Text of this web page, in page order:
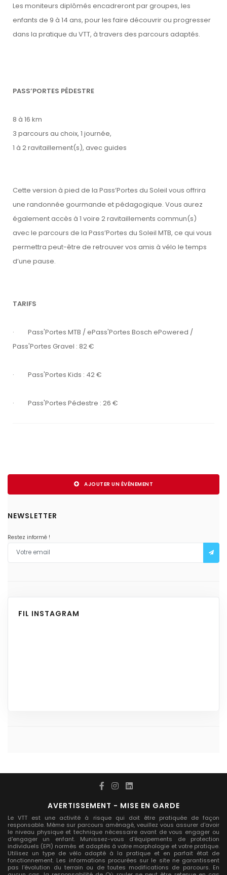
Les moniteurs diplômés encadreront par groupes, les
enfants de 9 à 14 ans, pour les faire découvrir ou progresser
dans la pratique du VTT, à travers des parcours adaptés.
PASS’PORTES PÉDESTRE
8 à 16 km
3 parcours au choix, 1 journée,
1 à 2 ravitaillement(s), avec guides
Cette version à pied de la Pass’Portes du Soleil vous offrira
une randonnée gourmande et pédagogique. Vous aurez
également accès à 1 voire 2 ravitaillements commun(s)
avec le parcours de la Pass’Portes du Soleil MTB, ce qui vous
permettra peut-être de retrouver vos amis à vélo le temps
d’une pause.
TARIFS
· Pass'Portes MTB / ePass'Portes Bosch ePowered /
Pass'Portes Gravel : 82 €
· Pass'Portes Kids : 42 €
· Pass'Portes Pédestre : 26 €
AJOUTER UN ÉVÉNEMENT
NEWSLETTER
Restez informé !
FIL INSTAGRAM
AVERTISSEMENT - MISE EN GARDE
Le VTT est une activité à risque qui doit être pratiquée de façon
responsable. Même sur parcours aménagé, veuillez vous assurer d'avoir
le niveau physique et technique nécessaire avant de vous engager ou
d'engager un enfant. Munissez-vous d'équipements de protection
individuels (EPI) normés et adaptés à votre morphologie et votre pratique.
Utilisez un type de vélo adapté à la pratique et en parfait état de
fonctionnement. Les informations procurées sur le site ne garantissent
pas l'évolution du terrain ou de toutes modifications de parcours. En